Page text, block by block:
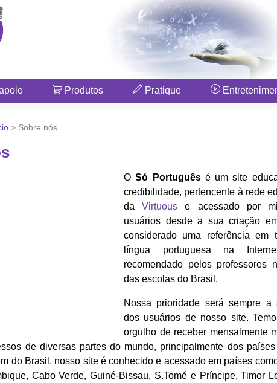
Produtos Pratique
> Sobre nós
OSó Portuguêsé um site
credibilidade, pertencente à rede
daVirtuous e acessado por
usuários desde a sua criação
considerado uma referência em
língua portuguesa na
recomendado pelos professores
das escolas do Brasil.
Nossa prioridade será sempre a
dos usuários de nosso site.
orgulho de receber mensalmente
de diversas partes do mundo, principalmente dos
do Brasil, nosso site é conhecido e acessado em países
Cabo Verde, Guiné-Bissau, S.Tomé e Príncipe, Timor